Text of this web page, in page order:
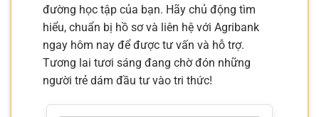
đường học tập của bạn. Hãy chủ động tìm
hiểu, chuẩn bị hồ sơ và liên hệ với Agribank
ngay hôm nay để được tư vấn và hỗ trợ.
Tương lai tươi sáng đang chờ đón những
người trẻ dám đầu tư vào tri thức!